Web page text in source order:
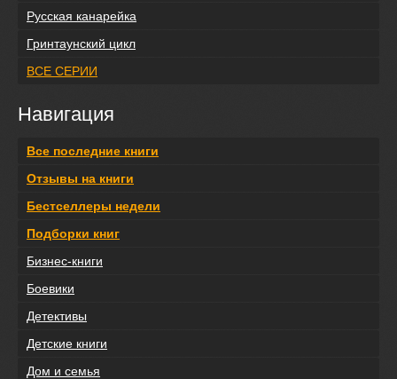
Русская канарейка
Гринтаунский цикл
ВСЕ СЕРИИ
Навигация
Все последние книги
Отзывы на книги
Бестселлеры недели
Подборки книг
Бизнес-книги
Боевики
Детективы
Детские книги
Дом и семья